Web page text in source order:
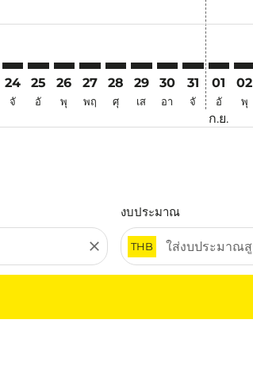
24
จั
25
อั
26
พุ
27
พฤ
28
ศุ
29
เส
30
อา
31
จั
01
อั
ก.ย.
02
พุ
close
งบประมาณ
THB